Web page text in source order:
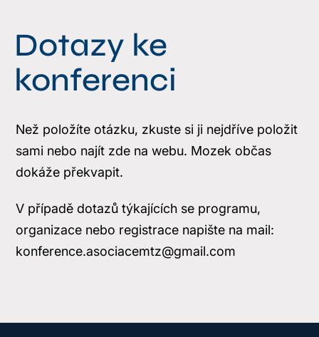
Dotazy ke
konferenci
Než položíte otázku, zkuste si ji nejdříve položit
sami nebo najít zde na webu. Mozek občas
dokáže překvapit.
V případě dotazů týkajících se programu,
organizace nebo registrace napište na mail:
konference.asociacemtz@gmail.com